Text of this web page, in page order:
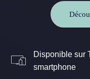
Disponible sur
smartphone